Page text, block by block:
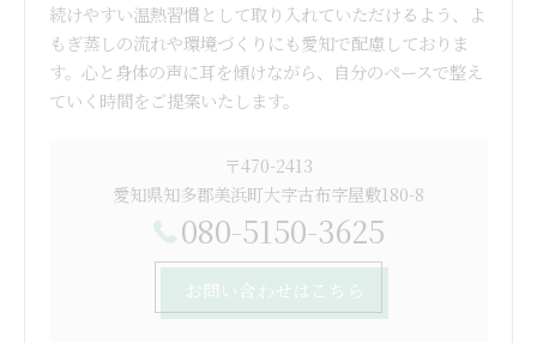
続けやすい温熱習慣として取り入れていただけるよう、よ
もぎ蒸しの流れや環境づくりにも愛知で配慮しておりま
す。心と身体の声に耳を傾けながら、自分のペースで整え
ていく時間をご提案いたします。
〒470-2413
愛知県知多郡美浜町大字古布字屋敷180-8
080-5150-3625
お問い合わせはこちら